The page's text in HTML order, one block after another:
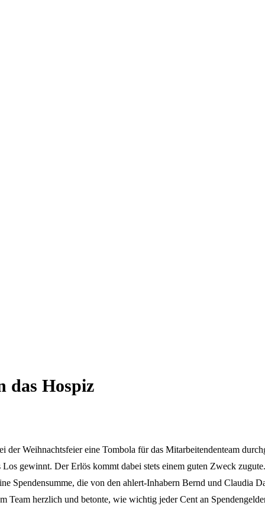
das Hospiz
der Weihnachtsfeier eine Tombola für das Mitarbeitendenteam
gewinnt. Der Erlös kommt dabei stets einem guten Zweck
Spendensumme, die von den ahlert-Inhabern Bernd und Claudia
Team herzlich und betonte, wie wichtig jeder Cent an